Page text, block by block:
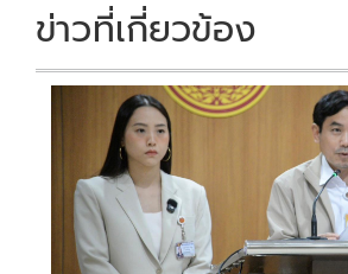
ข่าวที่เกี่ยวข้อง